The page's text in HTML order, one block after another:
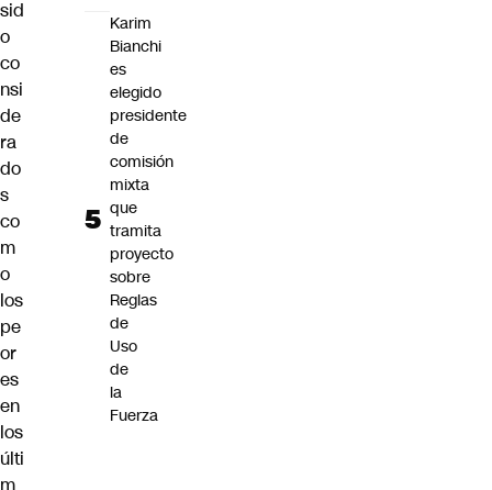
sid
o
co
nsi
de
ra
do
s
co
m
o
los
pe
or
es
en
los
últi
m
Karim
Bianchi
es
elegido
presidente
de
comisión
mixta
que
tramita
proyecto
sobre
Reglas
de
Uso
de
la
Fuerza